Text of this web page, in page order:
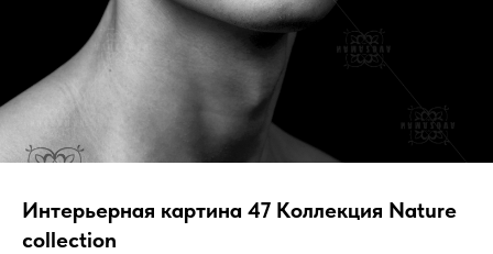
Интерьерная картина 47 Коллекция Nature
collection